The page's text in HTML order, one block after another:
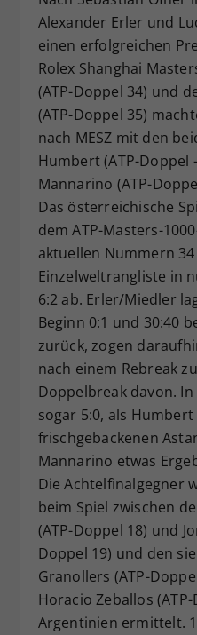
Alexander Erler und
einen erfolgreichen
Rolex Shanghai
(ATP-Doppel 34) und
(ATP-Doppel 35)
nach MESZ mit den
Humbert (ATP-Doppel
Mannarino (ATP-
Das österreichische
dem ATP-Masters-
aktuellen Nummern
Einzelweltrangliste in
6:2 ab. Erler/Miedler
Beginn 0:1 und 30:40
zurück, zogen
nach einem Rebreak
Doppelbreak davon.
sogar 5:0, als
frischgebackenen
Mannarino etwas
Die Achtelfinalgegner
beim Spiel zwischen
(ATP-Doppel 18) und
Doppel 19) und den
Granollers (ATP-
Horacio Zeballos
Argentinien ermittelt.
Dieser
zufällig
historische
hat.